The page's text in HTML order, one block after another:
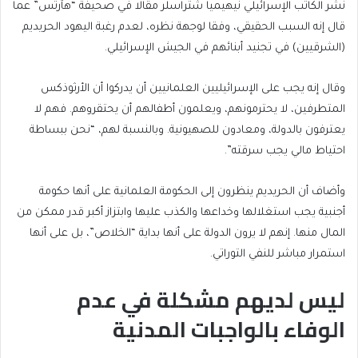
نشر الكاتب الإسرائيلي نيهيميا شتراسلر مقالا في صحيفة “هآرتس” عما
قال إنه السبب الحقيقي، وفقا لوجهة نظره، لعدم رغبة اليهود الحريديم
(الشرقيين) في تجنيد أبنائهم في الجيش الإسرائيلي.
وقال إنه يجب على الإسرائيليين العلمانيين أن يدركوا أن الأرثوذكس
المتطرفين، لا يحترمونهم، ويعلمون أطفالهم أن يحتقروهم. فهم لا
يعترفون بالدولة، ومعادون للصهيونية. وبالنسبة لهم، “نحن ببساطة
احتياط مالي يجب سرقته”.
وأضاف أن الحريديم ينظرون إلى الحكومة العلمانية على أنها حكومة
أجنبية يجب استغلالها وخداعها والكذب عليها وابتزاز أكبر قدر ممكن من
المال منها. إنهم لا يرون الدولة على أنها بداية “الخلاص”، بل على أنها
استمرار مباشر للنفي التوراتي.
ليس لديهم مشكلة في عدم
الوفاء بالواجبات المدنية